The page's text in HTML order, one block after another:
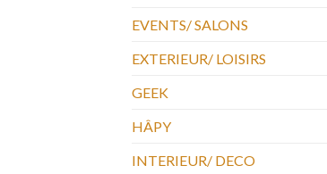
EVENTS/ SALONS
EXTERIEUR/ LOISIRS
GEEK
HÂPY
INTERIEUR/ DECO